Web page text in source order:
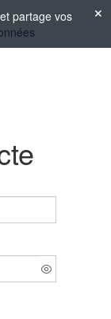
partage vos